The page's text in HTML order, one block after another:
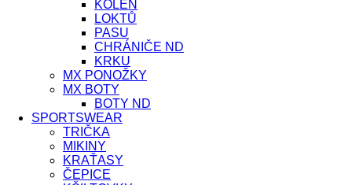
KOLEN
LOKTŮ
PASU
CHRÁNIČE ND
KRKU
MX PONOŽKY
MX BOTY
BOTY ND
SPORTSWEAR
TRIČKA
MIKINY
KRAŤASY
ČEPICE